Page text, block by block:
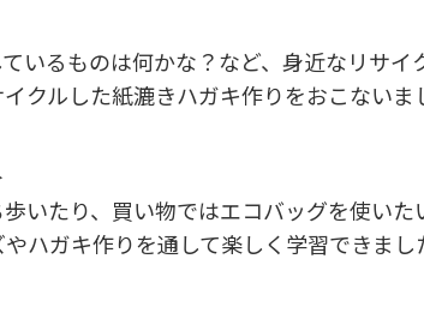
いるものは何かな？など、身近なリサイ
クルした紙漉きハガキ作りをおこないま
いたり、買い物ではエコバッグを使いた
やハガキ作りを通して楽しく学習できまし